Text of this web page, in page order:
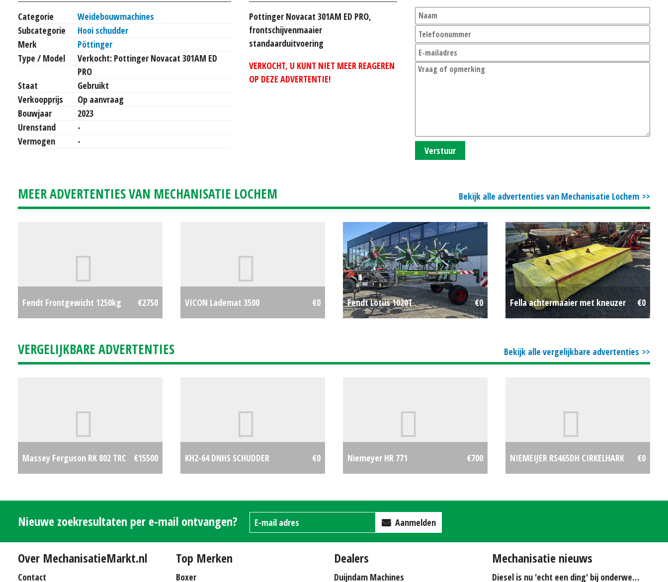
Categorie
Weidebouwmachines
Subcategorie
Hooi schudder
Merk
Pöttinger
Type / Model
Verkocht: Pottinger Novacat 301AM ED
PRO
Staat
Gebruikt
Verkoopprijs
Op aanvraag
Bouwjaar
2023
Urenstand
-
Vermogen
-
Pottinger Novacat 301AM ED PRO,
frontschijvenmaaier
standaarduitvoering
VERKOCHT, U KUNT NIET MEER REAGEREN
OP DEZE ADVERTENTIE!
Verstuur
Bekijk alle advertenties van Mechanisatie Lochem
MEER ADVERTENTIES VAN MECHANISATIE LOCHEM
Fendt Frontgewicht 1250kg €2750 VICON Lademat 3500 €0 Fendt Lotus 1020T €0 Fella achtermaaier met kneuzer €0
Bekijk alle vergelijkbare advertenties
VERGELIJKBARE ADVERTENTIES
Massey Ferguson RK 802 TRC €15500 KH2-64 DNHS SCHUDDER €0 Niemeyer HR 771 €700 NIEMEIJER RS465DH CIRKELHARK €0
Nieuwe zoekresultaten per e-mail ontvangen? Aanmelden
Over MechanisatieMarkt.nl
Contact
Top Merken
Boxer
Dealers
Duijndam Machines
Mechanisatie nieuws
Diesel is nu 'echt een ding' bij onderwerken